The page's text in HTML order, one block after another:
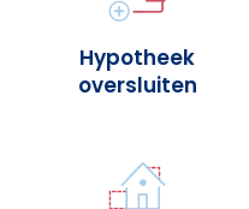
Hypotheek
oversluiten